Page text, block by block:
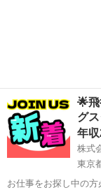
🌟
グ
年
株式
東京
お仕事をお探し中の方